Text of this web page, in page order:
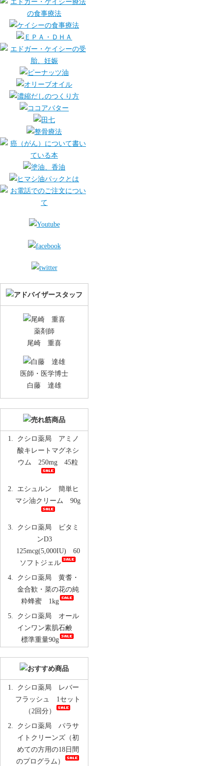
薬剤師
尾崎 重喜
医師・医学博士
白藤 達雄
クシロ薬局 アミノ
酸キレートマグネシ
ウム 250mg 45粒
エシュルン 簡単ヒ
マシ油クリーム 90g
クシロ薬局 ビタミ
ンD3
125mcg(5,000IU) 60
ソフトジェル
クシロ薬局 黄耆・
金合歓・菜の花の純
粋蜂蜜 1kg
クシロ薬局 オール
インワン素肌石鹸
標準重量90g
クシロ薬局 レバー
フラッシュ 1セット
（2回分）
クシロ薬局 パラサ
イトクリーンズ（初
めての方用の18日間
のプログラム）